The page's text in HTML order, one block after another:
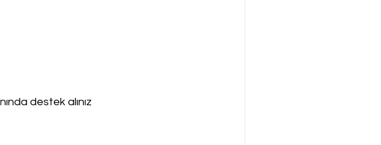
destek alınız